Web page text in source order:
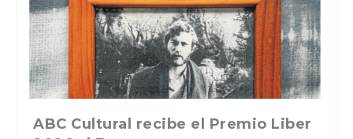
La verdadera odisea del espacio en
ABC Cultural recibe el Premio Liber
La cultura de la transgresión.